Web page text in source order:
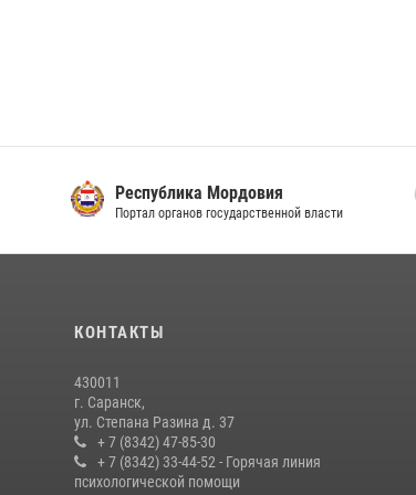
Республика Мордовия
Портал органов государственной власти
КОНТАКТЫ
430011
г. Саранск,
ул. Степана Разина д. 37
+ 7 (8342) 47-85-30
+ 7 (8342) 33-44-52 - Горячая линия
психологической помощи